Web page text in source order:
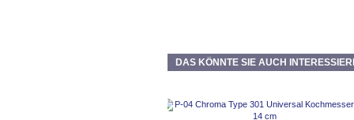
DAS KÖNNTE SIE AUCH